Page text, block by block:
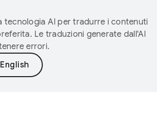
tecnologia AI per tradurre i contenuti
Le traduzioni generate dall'AI
errori.